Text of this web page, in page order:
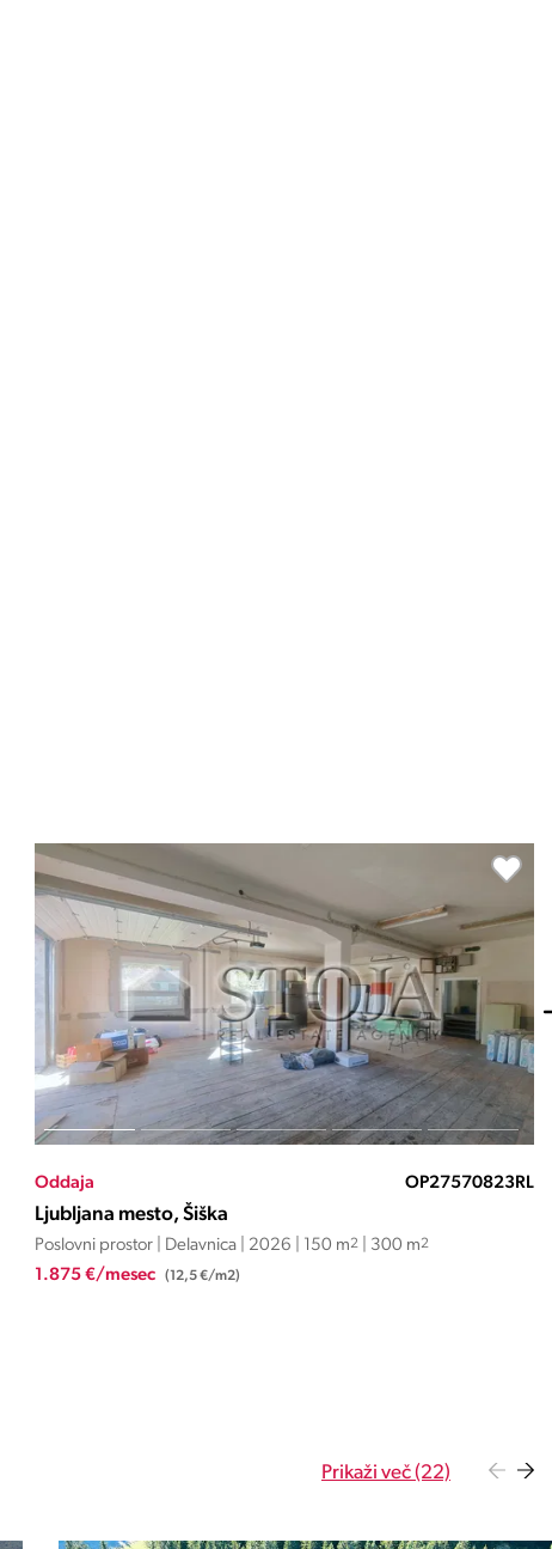
Oddaja OP27570823RL
Ljubljana mesto, Šiška
Poslovni prostor | Delavnica | 2026 | 150 m2 | 300 m2
1.875 €/mesec (12,5 €/m2)
Prikaži več (22)